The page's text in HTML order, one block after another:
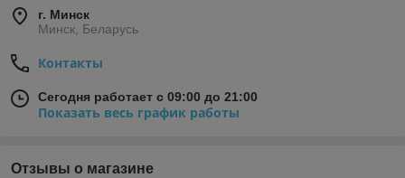
г. Минск
Минск, Беларусь
Контакты
Сегодня работает с 09:00 до 21:00
Показать весь график работы
Отзывы о магазине